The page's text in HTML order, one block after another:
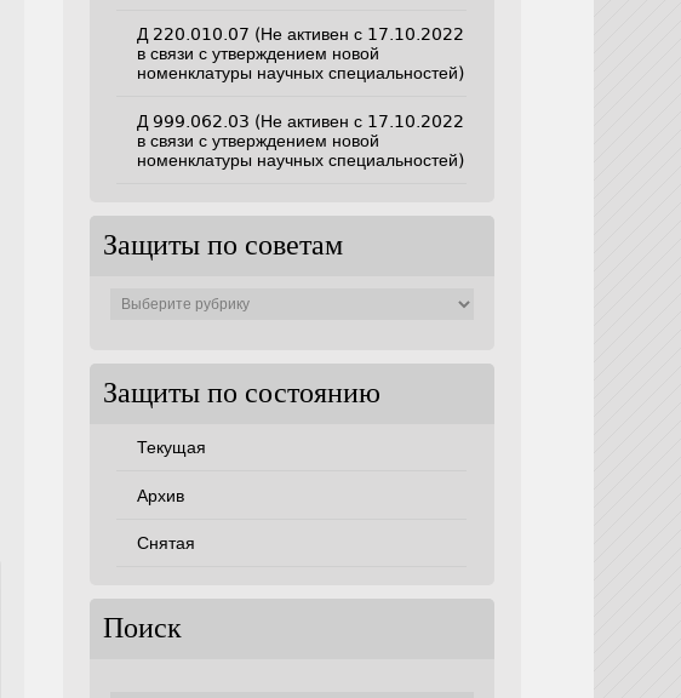
Д 220.010.07 (Не активен с 17.10.2022
в связи с утверждением новой
номенклатуры научных специальностей)
Д 999.062.03 (Не активен с 17.10.2022
в связи с утверждением новой
номенклатуры научных специальностей)
Защиты по советам
Защиты по состоянию
Текущая
Архив
Снятая
Поиск